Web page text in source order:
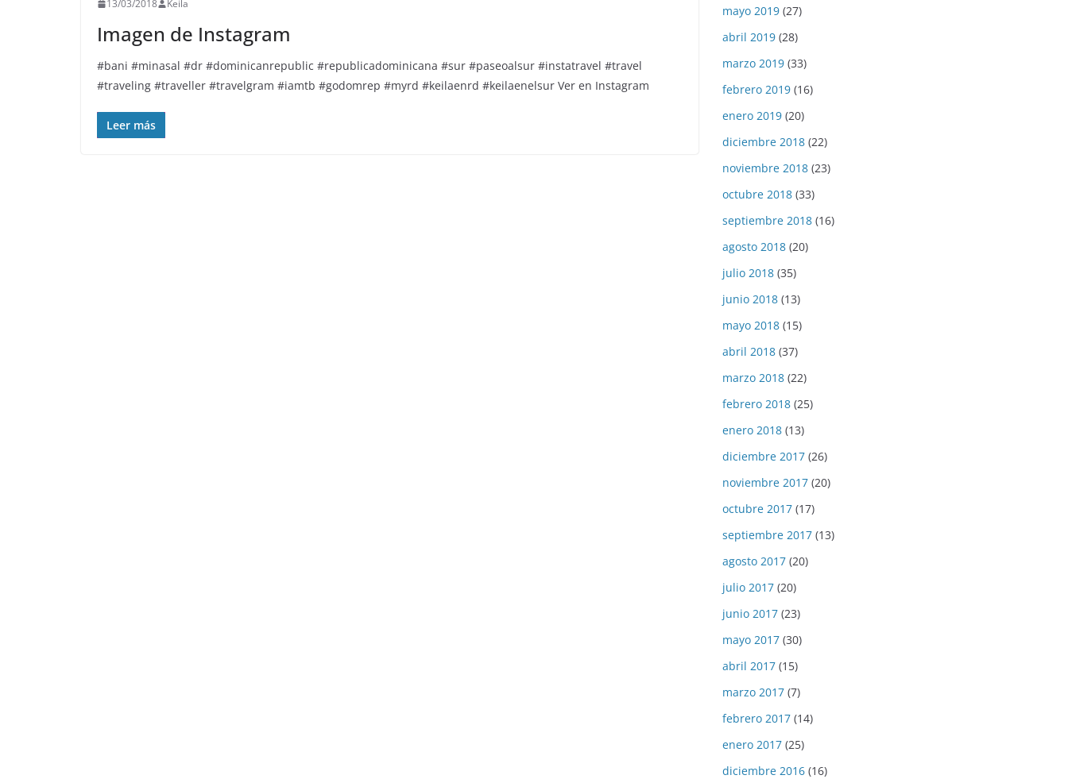
13/03/2018 Keila
Imagen de Instagram
#bani #minasal #dr #dominicanrepublic #republicadominicana #sur #paseoalsur #instatravel #travel
#traveling #traveller #travelgram #iamtb #godomrep #myrd #keilaenrd #keilaenelsur Ver en Instagram
Leer más
mayo 2019 (27)
abril 2019 (28)
marzo 2019 (33)
febrero 2019 (16)
enero 2019 (20)
diciembre 2018 (22)
noviembre 2018 (23)
octubre 2018 (33)
septiembre 2018 (16)
agosto 2018 (20)
julio 2018 (35)
junio 2018 (13)
mayo 2018 (15)
abril 2018 (37)
marzo 2018 (22)
febrero 2018 (25)
enero 2018 (13)
diciembre 2017 (26)
noviembre 2017 (20)
octubre 2017 (17)
septiembre 2017 (13)
agosto 2017 (20)
julio 2017 (20)
junio 2017 (23)
mayo 2017 (30)
abril 2017 (15)
marzo 2017 (7)
febrero 2017 (14)
enero 2017 (25)
diciembre 2016 (16)